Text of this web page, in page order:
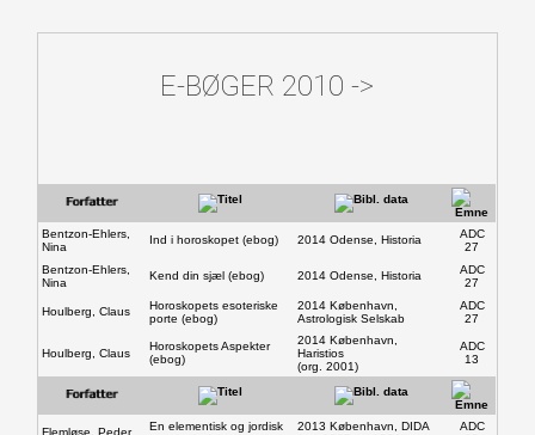
1500-1650
E-BØGER 2010 ->
Bentzon-Ehlers,
Nina
Ind i horoskopet (ebog) 2014 Odense, Historia
ADC
27
Bentzon-Ehlers,
Nina
Kend din sjæl (ebog) 2014 Odense, Historia
ADC
27
Houlberg, Claus
Horoskopets esoteriske
porte (ebog)
2014 København,
Astrologisk Selskab
ADC
27
Houlberg, Claus
Horoskopets Aspekter
(ebog)
2014 København,
Haristios
(org. 2001)
ADC
13
Flemløse, Peder
En elementisk og jordisk
2013 København, DIDA
ADC